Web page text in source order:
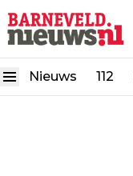
Nieuws 112